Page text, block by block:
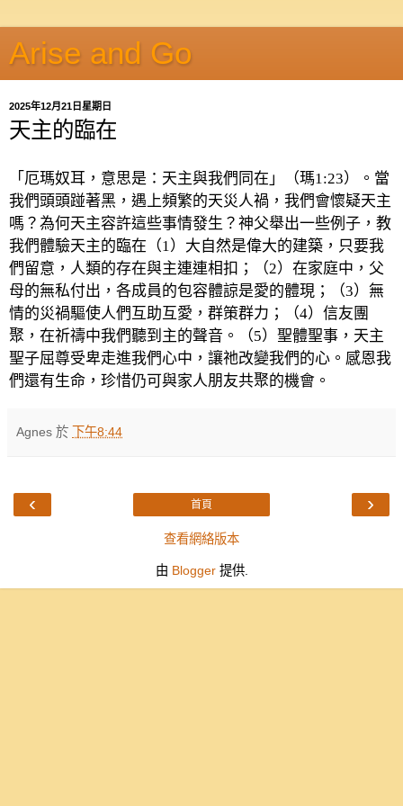
Arise and Go
2025年12月21日星期日
天主的臨在
「厄瑪奴耳，意思是：天主與我們同在」（瑪1:23）。當
我們頭頭踫著黑，遇上頻繁的天災人禍，我們會懷疑天主
嗎？為何天主容許這些事情發生？神父舉出一些例子，教
我們體驗天主的臨在（1）大自然是偉大的建築，只要我
們留意，人類的存在與主連連相扣；（2）在家庭中，父
母的無私付出，各成員的包容體諒是愛的體現；（3）無
情的災禍驅使人們互助互愛，群策群力；（4）信友團
聚，在祈禱中我們聽到主的聲音。（5）聖體聖事，天主
聖子屈尊受卑走進我們心中，讓祂改變我們的心。感恩我
們還有生命，珍惜仍可與家人朋友共聚的機會。
Agnes 於 下午8:44
‹ ›
首頁
查看網絡版本
由 Blogger提供.